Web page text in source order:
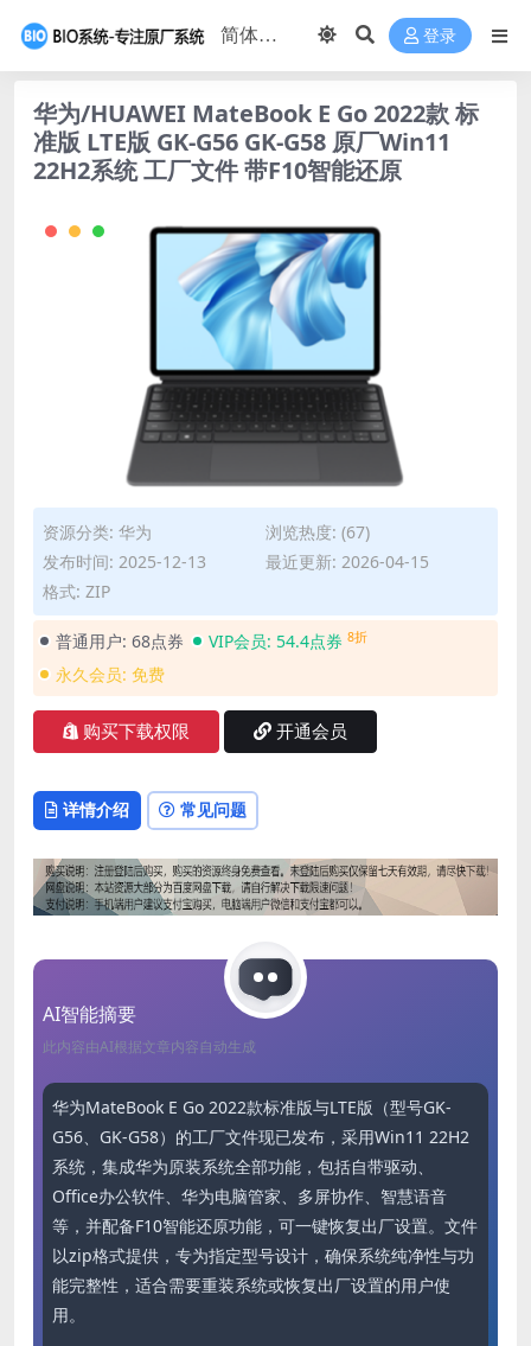
登录
华为/HUAWEI MateBook E Go 2022款 标
准版 LTE版 GK-G56 GK-G58 原厂Win11
22H2系统 工厂文件 带F10智能还原
资源分类: 华为
浏览热度: (67)
发布时间: 2025-12-13
最近更新: 2026-04-15
格式: ZIP
普通用户: 68点券 VIP会员: 54.4点券 8折
永久会员: 免费
购买下载权限 开通会员
详情介绍 常见问题
AI智能摘要
此内容由AI根据文章内容自动生成
华为MateBook E Go 2022款标准版与LTE版（型号GK-
G56、GK-G58）的工厂文件现已发布，采用Win11 22H2
系统，集成华为原装系统全部功能，包括自带驱动、
Office办公软件、华为电脑管家、多屏协作、智慧语音
等，并配备F10智能还原功能，可一键恢复出厂设置。文件
以zip格式提供，专为指定型号设计，确保系统纯净性与功
能完整性，适合需要重装系统或恢复出厂设置的用户使
用。